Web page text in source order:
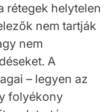
rétegek helytelen
nem tartják
nem
A
– legyen az
folyékony